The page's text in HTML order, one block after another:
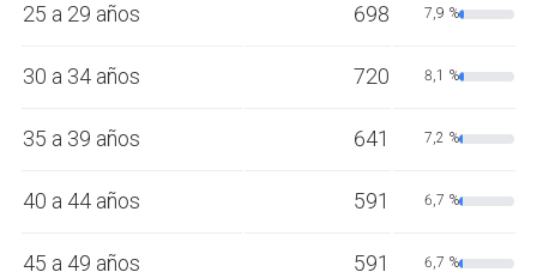
25 a 29 años 698 7,9 %
30 a 34 años 720 8,1 %
35 a 39 años 641 7,2 %
40 a 44 años 591 6,7 %
45 a 49 años 591 6,7 %